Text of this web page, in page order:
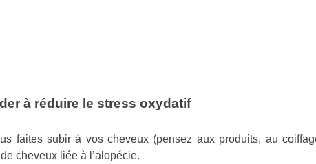
à réduire le stress oxydatif
faites subir à vos cheveux (pensez aux produits, au
cheveux liée à l’alopécie.